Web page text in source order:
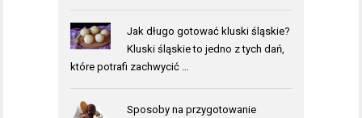
Jak długo gotować kluski śląskie?
Kluski śląskie to jedno z tych dań,
które potrafi zachwycić …
Sposoby na przygotowanie